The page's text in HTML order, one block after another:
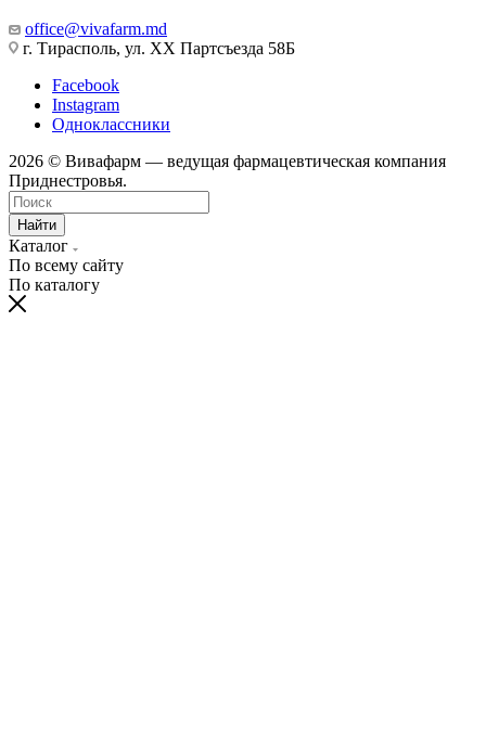
office@vivafarm.md
г. Тирасполь, ул. ХХ Партсъезда 58Б
Facebook
Instagram
Одноклассники
2026 © Вивафарм — ведущая фармацевтическая компания
Приднестровья.
Найти
Каталог
По всему сайту
По каталогу